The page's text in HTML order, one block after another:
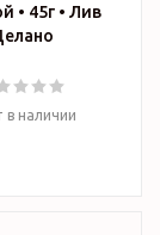
45г • Лив
в наличии